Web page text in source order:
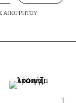
ΑΠΟΡΡΗΤΟΥ